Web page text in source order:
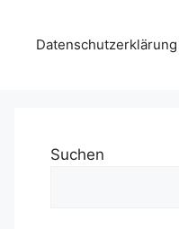
Datenschutzerklärung
Suchen